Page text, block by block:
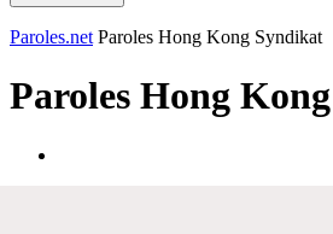
Paroles.net Paroles Hong Kong Syndikat
Paroles Hong